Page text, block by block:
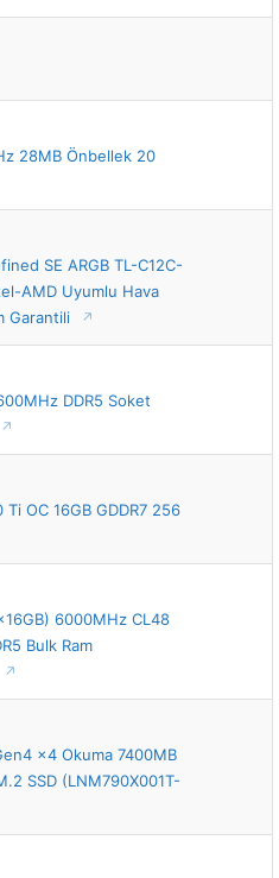
28MB Önbellek 20
SE ARGB TL-C12C-
AMD Uyumlu Hava
Garantili
DDR5 Soket
Ti OC 16GB GDDR7 256
6000MHz CL48
Bulk Ram
x4 Okuma 7400MB
SSD (LNM790X001T-